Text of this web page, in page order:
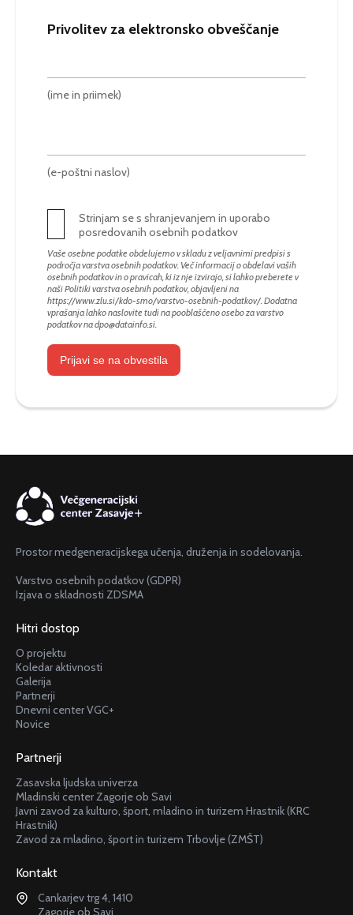
Privolitev za elektronsko obveščanje
(ime in priimek)
(e-poštni naslov)
Strinjam se s shranjevanjem in uporabo
posredovanih osebnih podatkov
Vaše osebne podatke obdelujemo v skladu z veljavnimi predpisi s
področja varstva osebnih podatkov. Več informacij o obdelavi vaših
osebnih podatkov in o pravicah, ki iz nje izvirajo, si lahko preberete v
naši Politiki varstva osebnih podatkov, objavljeni na
https://www.zlu.si/kdo-smo/varstvo-osebnih-podatkov/. Dodatna
vprašanja lahko naslovite tudi na pooblaščeno osebo za varstvo
podatkov nadpo@datainfo.si
Prijavi se na obvestila
Prostor medgeneracijskega učenja, druženja in sodelovanja.
Varstvo osebnih podatkov (GDPR)
Izjava o skladnosti ZDSMA
Hitri dostop
O projektu
Koledar aktivnosti
Galerija
Partnerji
Dnevni center VGC+
Novice
Partnerji
Zasavska ljudska univerza
Mladinski center Zagorje ob Savi
Javni zavod za kulturo, šport, mladino in turizem Hrastnik (KRC
Hrastnik)
Zavod za mladino, šport in turizem Trbovlje (ZMŠT)
Kontakt
Cankarjev trg 4, 1410
Zagorje ob Savi